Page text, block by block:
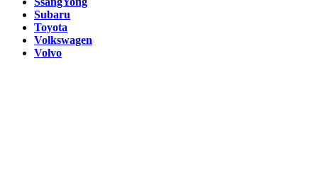
Subaru
Toyota
Volkswagen
Volvo